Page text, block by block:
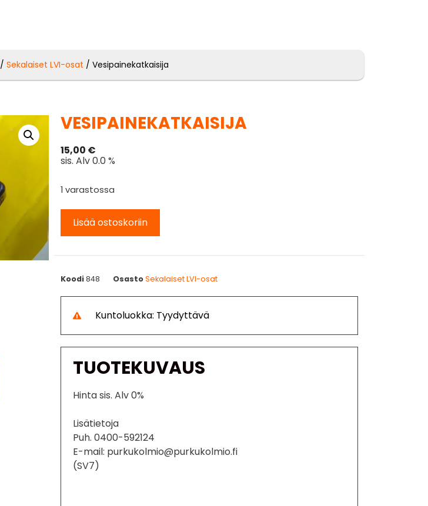
/Sekalaiset LVI-osat / Vesipainekatkaisija
VESIPAINEKATKAISIJA
15,00 €
sis. Alv 0.0 %
1 varastossa
Lisää ostoskoriin
Koodi848 Osasto Sekalaiset LVI-osat
Kuntoluokka: Tyydyttävä
TUOTEKUVAUS
Hinta sis. Alv 0%
Lisätietoja
Puh. 0400-592124
E-mail: purkukolmio@purkukolmio.fi
(SV7)